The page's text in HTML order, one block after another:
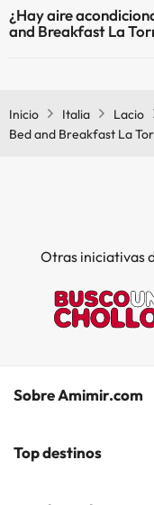
comunes.
¿Hay aire
and Breakfast La
Inicio
Italia Lacio
Bed and Breakfast La
Otras iniciativas
Sobre Amimir.com
¿Quiénes somos?
Top destinos
Hoteles en Salou